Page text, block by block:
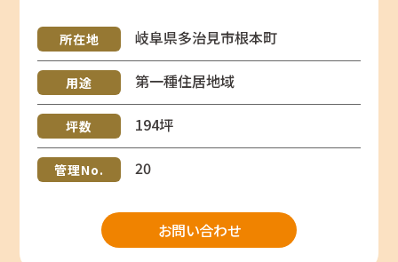
所在地 岐阜県多治見市根本町
用途 第一種住居地域
坪数 194坪
管理No. 20
お問い合わせ